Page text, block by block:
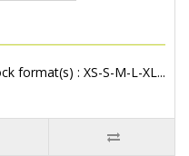
format(s) : XS-S-M-L-XL...